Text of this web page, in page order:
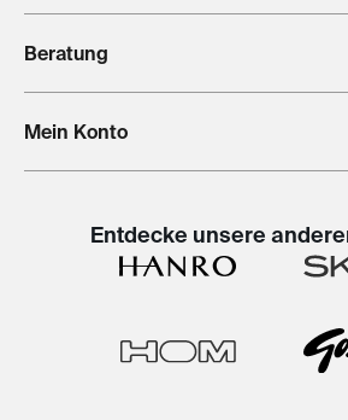
Beratung
Mein Konto
Entdecke unsere